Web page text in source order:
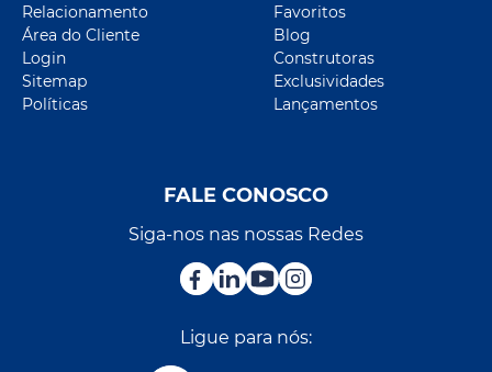
Relacionamento
Área do Cliente
Login
Sitemap
Políticas
Favoritos
Blog
Construtoras
Exclusividades
Lançamentos
FALE CONOSCO
Siga-nos nas nossas Redes
Ligue para nós: